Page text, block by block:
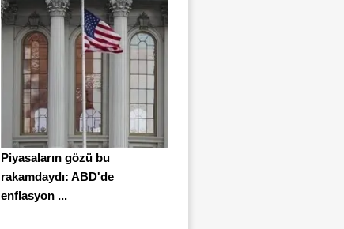
Piyasaların gözü bu
rakamdaydı: ABD'de
enflasyon ...